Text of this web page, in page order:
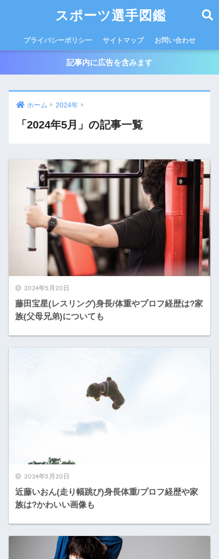
スポーツ選手図鑑
プライバシーポリシー サイトマップ お問い合わせ
記事内に広告を含みます
ホーム 2024年
「2024年5月」の記事一覧
2024年5月20日
藤田宝星(レスリング)身長/体重やプロフ経歴は?家
族(父母兄弟)についても
2024年5月20日
近藤いおん(走り幅跳び)身長体重/プロフ経歴や家
族は?かわいい画像も